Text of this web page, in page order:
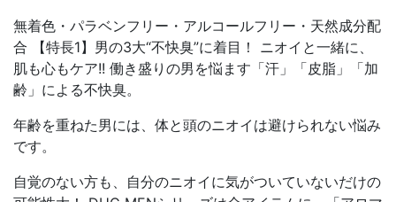
無着色・パラベンフリー・アルコールフリー・天然成分配
合 【特長1】男の3大“不快臭”に着目！ ニオイと一緒に、
肌も心もケア!! 働き盛りの男を悩ます「汗」「皮脂」「加
齢」による不快臭。
年齢を重ねた男には、体と頭のニオイは避けられない悩み
です。
自覚のない方も、自分のニオイに気がついていないだけの